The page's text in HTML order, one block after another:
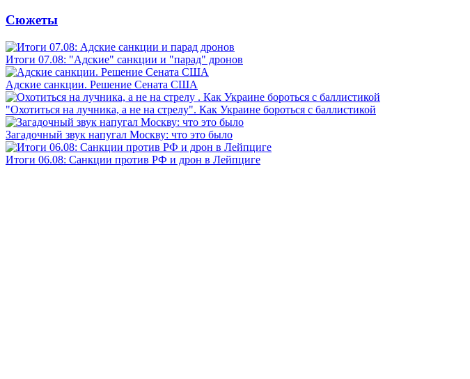
Сюжеты
Итоги 07.08: "Адские" санкции и "парад" дронов
Адские санкции. Решение Сената США
"Охотиться на лучника, а не на стрелу". Как Украине бороться с баллистикой
Загадочный звук напугал Москву: что это было
Итоги 06.08: Санкции против РФ и дрон в Лейпциге